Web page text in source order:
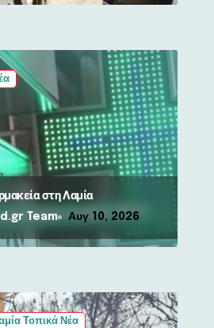
στη Λαμία
Team Αυγ 10, 2026
Τοπικά Νέα